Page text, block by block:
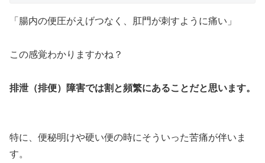
「腸内の便圧がえげつなく、肛門が刺すように痛い」
この感覚わかりますかね？
排泄（排便）障害では割と頻繁にあることだと思います。
特に、便秘明けや硬い便の時にそういった苦痛が伴いま
す。